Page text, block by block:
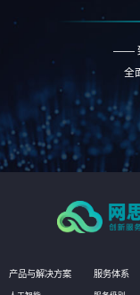
——
全
产品与解决方案 服务体系